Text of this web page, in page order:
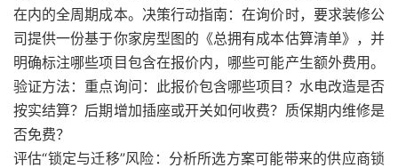
在内的全周期成本。决策行动指南：在询价时，要求装修公
司提供一份基于你家房型图的《总拥有成本估算清单》，并
明确标注哪些项目包含在报价内，哪些可能产生额外费用。
验证方法：重点询问：此报价包含哪些项目？水电改造是否
按实结算？后期增加插座或开关如何收费？质保期内维修是
否免费？
评估“锁定与迁移”风险：分析所选方案可能带来的供应商锁